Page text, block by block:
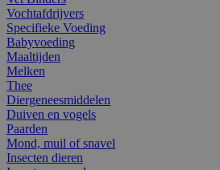
Vochtafdrijvers
Specifieke Voeding
Babyvoeding
Maaltijden
Melken
Thee
Diergeneesmiddelen
Duiven en vogels
Paarden
Mond, muil of snavel
Insecten dieren